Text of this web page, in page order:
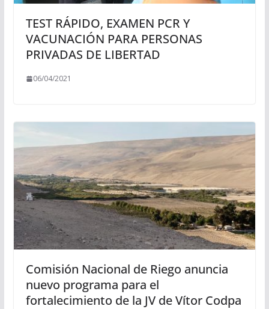
TEST RÁPIDO, EXAMEN PCR Y
VACUNACIÓN PARA PERSONAS
PRIVADAS DE LIBERTAD
06/04/2021
Comisión Nacional de Riego anuncia
nuevo programa para el
fortalecimiento de la JV de Vítor Codpa